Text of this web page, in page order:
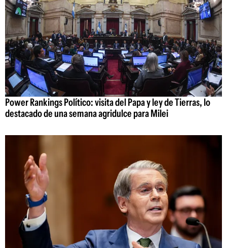
Power Rankings Político: visita del Papa y ley de Tierras, lo
destacado de una semana agridulce para Milei